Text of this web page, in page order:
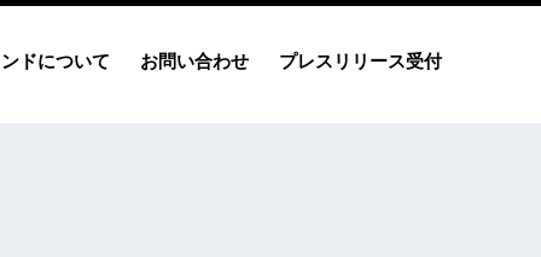
ドについて お問い合わせ プレスリリース受付